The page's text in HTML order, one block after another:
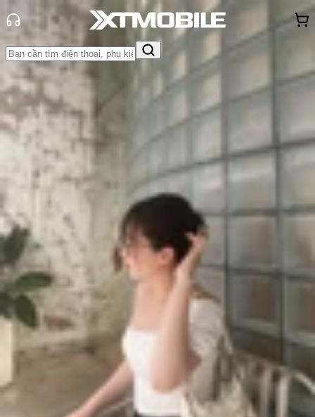
Trang chủ
Tin tức
Tin Mới
Tin Mới
Đánh Giá - Trên Tay
Khuyến
Thủ thuật Thông báoKhách
hàng - Sự kiện
Tất tần tật về Google Pixel Fold:
Chạy Tensor G2, màn hình OLED ít
nếp gấp (Cập nhật liên tục)
Triệu Vy
Ngày đăng: 22/05/2023
Cập nhật:24/05/2026
Theo dõi XTMobile trên